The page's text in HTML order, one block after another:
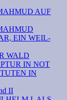
AUF
EIN WEIL-
WALD
IN NOT
IN
II